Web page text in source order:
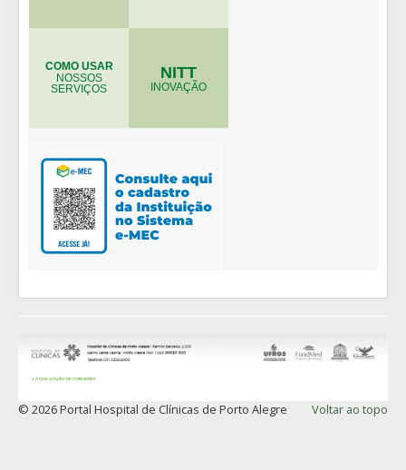
COMO USAR
NOSSOS
SERVIÇOS
NITT
INOVAÇÃO
Voltar ao topo
© 2026 Portal Hospital de Clínicas de Porto Alegre